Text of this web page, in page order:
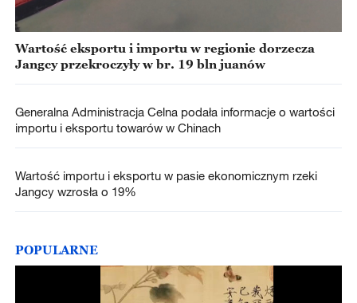
Wartość eksportu i importu w regionie dorzecza
Jangcy przekroczyły w br. 19 bln juanów
Generalna Administracja Celna podała informacje o wartości
importu i eksportu towarów w Chinach
Wartość importu i eksportu w pasie ekonomicznym rzeki
Jangcy wzrosła o 19%
POPULARNE